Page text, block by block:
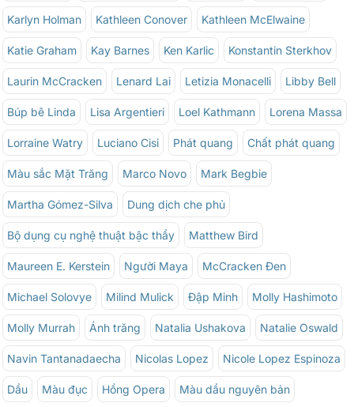
Karlyn Holman Kathleen Conover Kathleen McElwaine
Katie Graham Kay Barnes Ken Karlic Konstantin Sterkhov
Laurin McCracken Lenard Lai Letizia Monacelli Libby Bell
Búp bê Linda Lisa Argentieri Loel Kathmann Lorena Massa
Lorraine Watry Luciano Cisi Phát quang Chất phát quang
Màu sắc Mặt Trăng Marco Novo Mark Begbie
Martha Gómez-Silva Dung dịch che phủ
Bộ dụng cụ nghệ thuật bậc thầy Matthew Bird
Maureen E. Kerstein Người Maya McCracken Đen
Michael Solovye Milind Mulick Đập Minh Molly Hashimoto
Molly Murrah Ánh trăng Natalia Ushakova Natalie Oswald
Navin Tantanadaecha Nicolas Lopez Nicole Lopez Espinoza
Dầu Màu đục Hồng Opera Màu dầu nguyên bản